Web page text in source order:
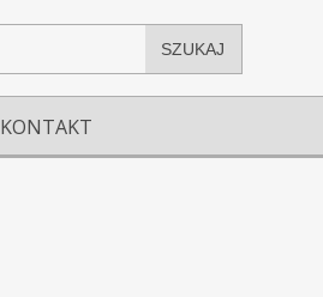
SZUKAJ
KONTAKT